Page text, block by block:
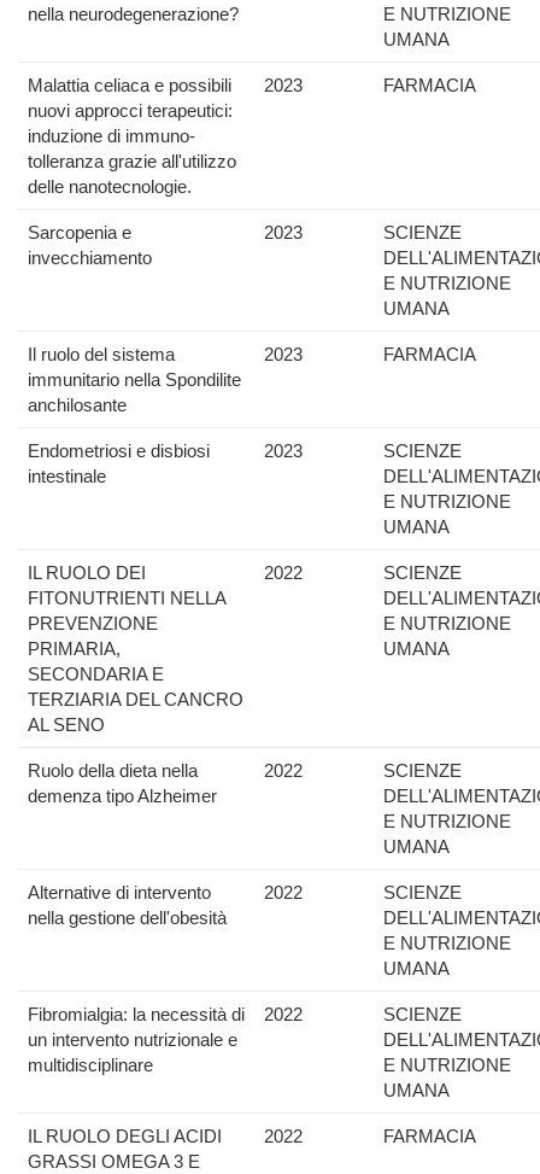
nella neurodegenerazione?
E NUTRIZIONE
UMANA
Malattia celiaca e possibili
nuovi approcci terapeutici:
induzione di immuno-
tolleranza grazie all'utilizzo
delle nanotecnologie.
2023 FARMACIA
Sarcopenia e
invecchiamento
2023
SCIENZE
E NUTRIZIONE
UMANA
Il ruolo del sistema
immunitario nella Spondilite
anchilosante
2023 FARMACIA
Endometriosi e disbiosi
intestinale
2023
SCIENZE
E NUTRIZIONE
UMANA
IL RUOLO DEI
FITONUTRIENTI NELLA
PREVENZIONE
PRIMARIA,
SECONDARIA E
TERZIARIA DEL CANCRO
AL SENO
2022
SCIENZE
E NUTRIZIONE
UMANA
Ruolo della dieta nella
demenza tipo Alzheimer
2022
SCIENZE
E NUTRIZIONE
UMANA
Alternative di intervento
nella gestione dell'obesità
2022
SCIENZE
E NUTRIZIONE
UMANA
Fibromialgia: la necessità di
un intervento nutrizionale e
multidisciplinare
2022
SCIENZE
E NUTRIZIONE
UMANA
IL RUOLO DEGLI ACIDI
GRASSI OMEGA 3 E
2022 FARMACIA